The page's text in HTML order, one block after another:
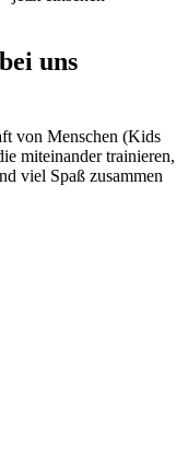
uns
von Menschen (Kids
miteinander trainieren,
viel Spaß zusammen